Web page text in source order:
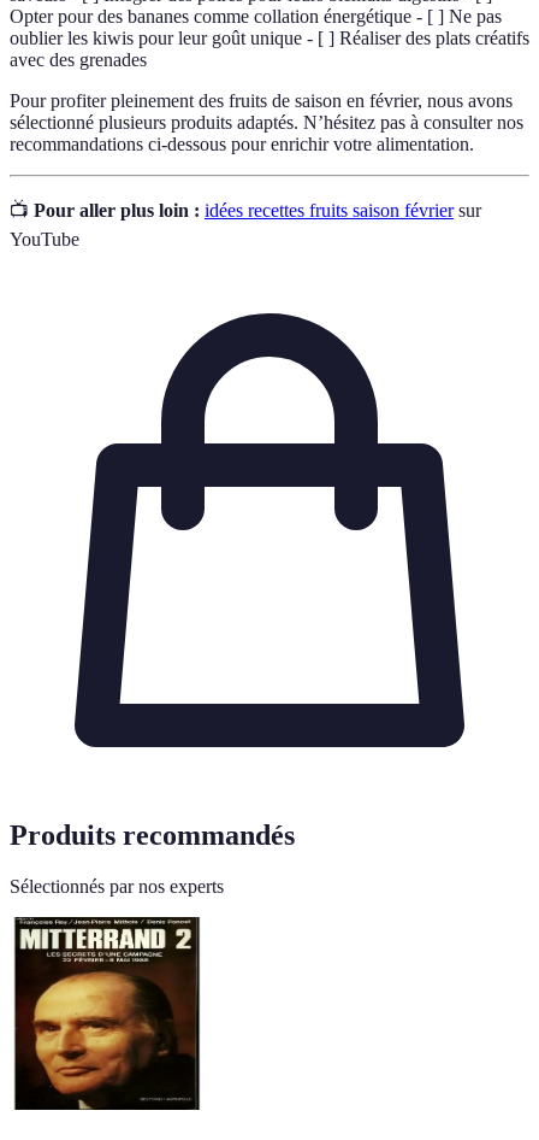
Opter pour des bananes comme collation énergétique - [ ] Ne pas
oublier les kiwis pour leur goût unique - [ ] Réaliser des plats créatifs
avec des grenades
Pour profiter pleinement des fruits de saison en février, nous avons
sélectionné plusieurs produits adaptés. N’hésitez pas à consulter nos
recommandations ci-dessous pour enrichir votre alimentation.
📺 Pour aller plus loin : idées recettes fruits saison févriersur
YouTube
Produits recommandés
Sélectionnés par nos experts